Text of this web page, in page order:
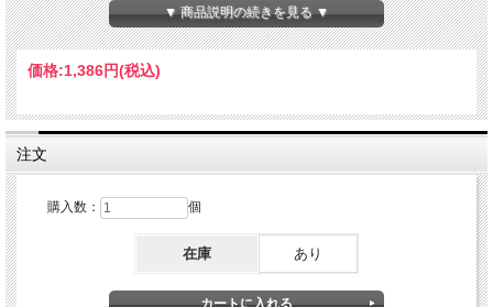
約束もあったり、他にも「When I Come Around」や「Basket Case」といった大ヒ
ット・ナンバーでは会場もさらにヒートアップし、ラストは「GOOD RIDDANCE
(TIME OF YOUR LIFE)」で熱くエンドと、これぞグリーンディと云えるライブ
は、再来日に期待するファン必聴のマスト・アイテム。Rock in Rio Festival 2022 :
at Parque Olimpico, Rio de Janeiro, Brazil 9th September 2022 1 American Idiot 2
To Paradise 7 Iron Man (Black Sabbath cover) 8 Hitchin' a Ride 9 Rock And Roll All
Nite (Kiss Cover) 10 Brain Stew 11 St. Jimmy 12 When I Come Around (Best Song 4
Dookie) 13 Waiting 14 21 Guns 15 Minority 16 Knowledge (Operation Ivy Cover)17
Basket Case 19 King 4 a Day 19 Wake me Up When.. 20 Jesus of Suburbia 21
▼ 商品説明の続きを見る ▼
価格:1,386円(税込)
注文
購入数： 個
在庫 あり